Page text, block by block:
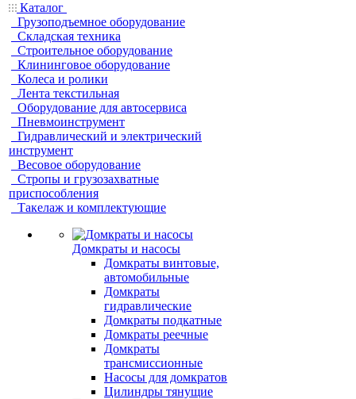
Каталог
Грузоподъемное оборудование
Складская техника
Строительное оборудование
Клининговое оборудование
Колеса и ролики
Лента текстильная
Оборудование для автосервиса
Пневмоинструмент
Гидравлический и электрический
инструмент
Весовое оборудование
Стропы и грузозахватные
приспособления
Такелаж и комплектующие
Домкраты и насосы
Домкраты винтовые,
автомобильные
Домкраты
гидравлические
Домкраты подкатные
Домкраты реечные
Домкраты
трансмиссионные
Насосы для домкратов
Цилиндры тянущие